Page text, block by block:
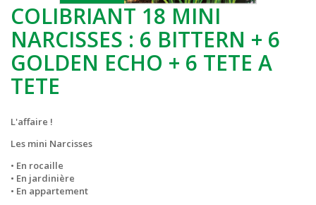
COLIBRIANT 18 MINI
NARCISSES : 6 BITTERN + 6
GOLDEN ECHO + 6 TETE A
TETE
L'affaire !
Les mini Narcisses
• En rocaille
• En jardinière
• En appartement